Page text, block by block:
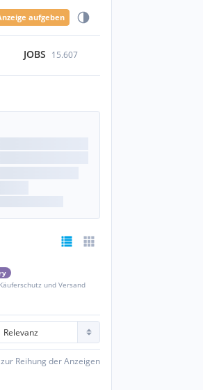
aufgeben
JOBS 15.607
und Versand
Reihung der Anzeigen